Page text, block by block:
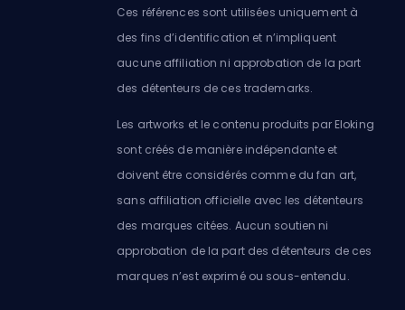
Ces références sont utilisées uniquement à
des fins d’identification et n’impliquent
aucune affiliation ni approbation de la part
des détenteurs de ces trademarks.
Les artworks et le contenu produits par Eloking
sont créés de manière indépendante et
doivent être considérés comme du fan art,
sans affiliation officielle avec les détenteurs
des marques citées. Aucun soutien ni
approbation de la part des détenteurs de ces
marques n’est exprimé ou sous-entendu.